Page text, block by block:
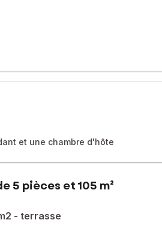
et une chambre d'hôte
5 pièces et 105 m²
- terrasse
dans un hameau à 5 minutes de